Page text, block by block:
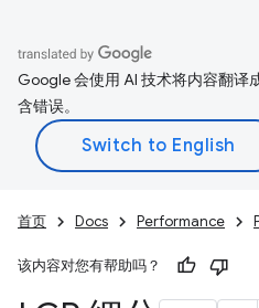
Google 会使用 AI 技术将内容翻译
含错误。
首页 Docs Performance
该内容对您有帮助吗？